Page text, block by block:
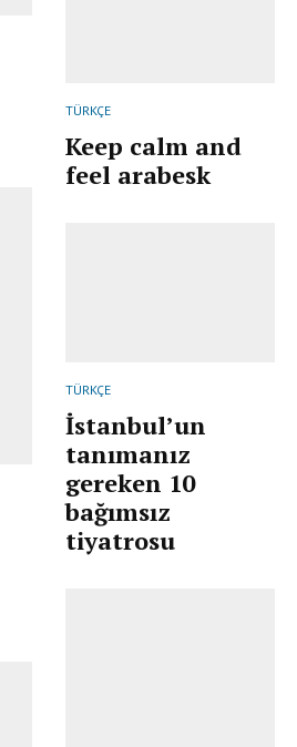
TÜRKÇE
Keep calm and
feel arabesk
TÜRKÇE
İstanbul’un
tanımanız
gereken 10
bağımsız
tiyatrosu